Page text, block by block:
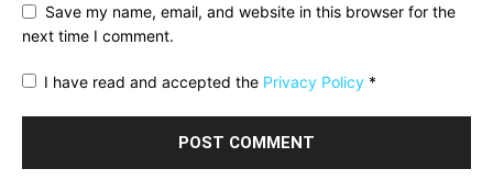
Save my name, email, and website in this browser for the
next time I comment.
I have read and accepted the Privacy Policy *